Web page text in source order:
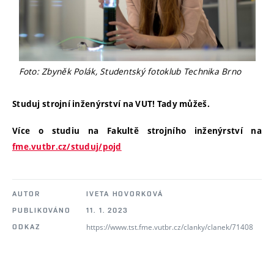
Foto: Zbyněk Polák, Studentský fotoklub Technika Brno
Studuj strojní inženýrství na VUT! Tady můžeš.
Více o studiu na Fakultě strojního inženýrství na
fme.vutbr.cz/studuj/pojd
AUTOR
IVETA HOVORKOVÁ
PUBLIKOVÁNO
11. 1. 2023
ODKAZ
https://www.tst.fme.vutbr.cz/clanky/clanek/71408